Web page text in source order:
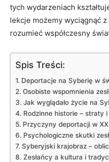
tych wydarzeniach
lekcje możemy wyciągnąć
rozumieć współczesny
Spis Treści:
Deportacje na Syberię w
Osobiste wspomnienia
Jak wyglądało życie na
Rodzinne historie – straty
Przyczyny deportacji w
Psychologiczne skutki
Syberyjski krajobraz –
Zesłańcy a kultura i